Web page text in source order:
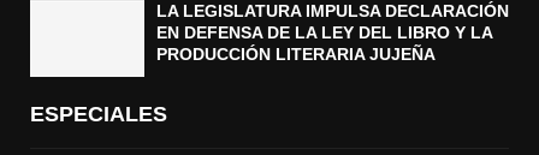
LA LEGISLATURA IMPULSA DECLARACIÓN
EN DEFENSA DE LA LEY DEL LIBRO Y LA
PRODUCCIÓN LITERARIA JUJEÑA
ESPECIALES